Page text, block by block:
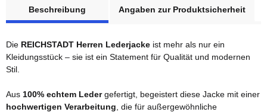
Beschreibung
Angaben zur Produktsicherheit
Die REICHSTADT Herren Lederjacke ist mehr als nur ein
Kleidungsstück – sie ist ein Statement für Qualität und modernen
Stil.
Aus 100% echtem Ledergefertigt, begeistert diese Jacke mit einer
hochwertigen Verarbeitung , die für außergewöhnliche